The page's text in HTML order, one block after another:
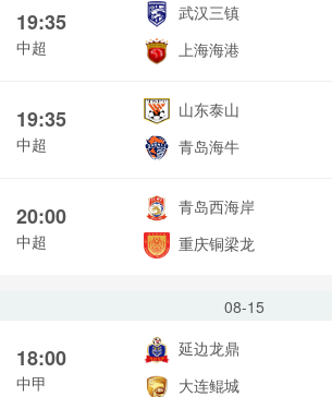
19:35
中超
武汉三镇
上海海港
19:35
中超
山东泰山
青岛海牛
20:00
中超
青岛西海岸
重庆铜梁龙
08-15
18:00
中甲
延边龙鼎
大连鲲城